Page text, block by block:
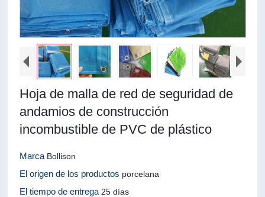
Hoja de malla de red de seguridad de
andamios de construcción
incombustible de PVC de plástico
Marca Bollison
El origen de los productos porcelana
El tiempo de entrega 25 días